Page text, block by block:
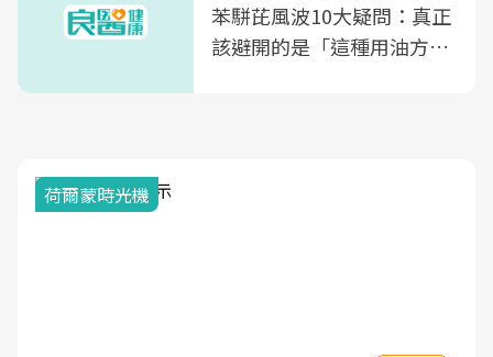
苯駢芘風波10大疑問：真正
該避開的是「這種用油方
荷爾蒙時光機